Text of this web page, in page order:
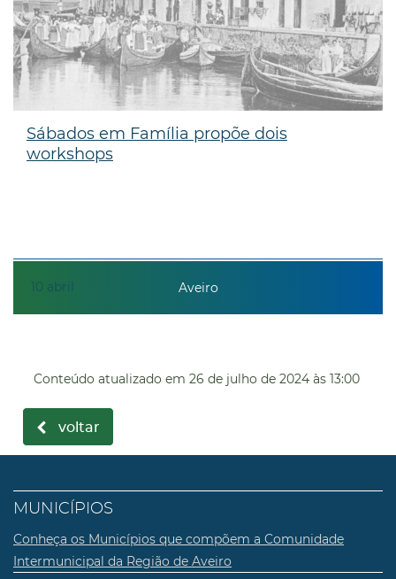
10 abril
Sábados em Família propõe dois
workshops
Aveiro
Conteúdo atualizado em 26 de julho de 2024 às 13:00
voltar
MUNICÍPIOS
Conheça os Municípios que compõem a Comunidade
Intermunicipal da Região de Aveiro